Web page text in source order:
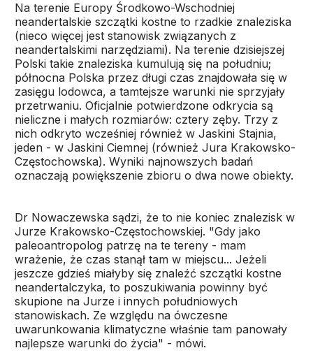
Na terenie Europy Środkowo-Wschodniej
neandertalskie szczątki kostne to rzadkie znaleziska
(nieco więcej jest stanowisk związanych z
neandertalskimi narzędziami). Na terenie dzisiejszej
Polski takie znaleziska kumulują się na południu;
północna Polska przez długi czas znajdowała się w
zasięgu lodowca, a tamtejsze warunki nie sprzyjały
przetrwaniu. Oficjalnie potwierdzone odkrycia są
nieliczne i małych rozmiarów: cztery zęby. Trzy z
nich odkryto wcześniej również w Jaskini Stajnia,
jeden - w Jaskini Ciemnej (również Jura Krakowsko-
Częstochowska). Wyniki najnowszych badań
oznaczają powiększenie zbioru o dwa nowe obiekty.
Dr Nowaczewska sądzi, że to nie koniec znalezisk w
Jurze Krakowsko-Częstochowskiej. "Gdy jako
paleoantropolog patrzę na te tereny - mam
wrażenie, że czas stanął tam w miejscu... Jeżeli
jeszcze gdzieś miałyby się znaleźć szczątki kostne
neandertalczyka, to poszukiwania powinny być
skupione na Jurze i innych południowych
stanowiskach. Ze względu na ówczesne
uwarunkowania klimatyczne właśnie tam panowały
najlepsze warunki do życia" - mówi.